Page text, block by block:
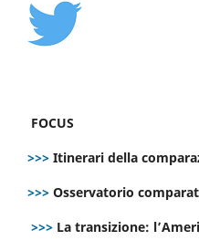
FOCUS
>>> Itinerari della
>>> Osservatorio
>>> La transizione: